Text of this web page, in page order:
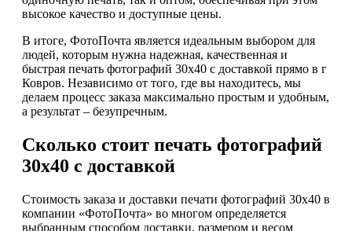
высокое качество и доступные цены.
В итоге, ФотоПочта является идеальным выбором для
людей, которым нужна надежная, качественная и
быстрая печать фотографий 30х40 с доставкой прямо в г
Ковров. Независимо от того, где вы находитесь, мы
делаем процесс заказа максимально простым и удобным,
а результат – безупречным.
Сколько стоит печать фотографий
30х40 с доставкой
Стоимость заказа и доставки печати фотографий 30х40 в
компании «ФотоПочта» во многом определяется
выбранным способом доставки, размером и весом